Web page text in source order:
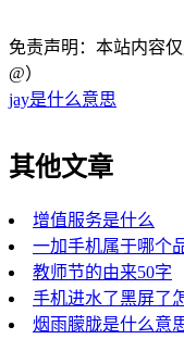
免责声明：本站内容
@）
jay是什么意思
其他文章
增值服务是什么
一加手机属于哪个
教师节的由来50字
手机进水了黑屏了
烟雨朦胧是什么意